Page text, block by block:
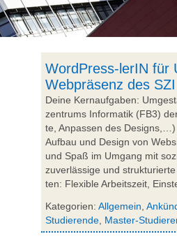
WordPress-lerIN für
Webpräsenz des
Dei­ne Kern­auf­ga­ben:
zen­trums In­for­ma­tik (FB3)
te, An­pas­sen des
Auf­bau und De­sign von
und Spaß im Um­gang mit
zu­ver­läs­si­ge und
ten: Fle­xi­ble Ar­beits­zeit,
Kategorien: Allgemein ,
Studierende Master-